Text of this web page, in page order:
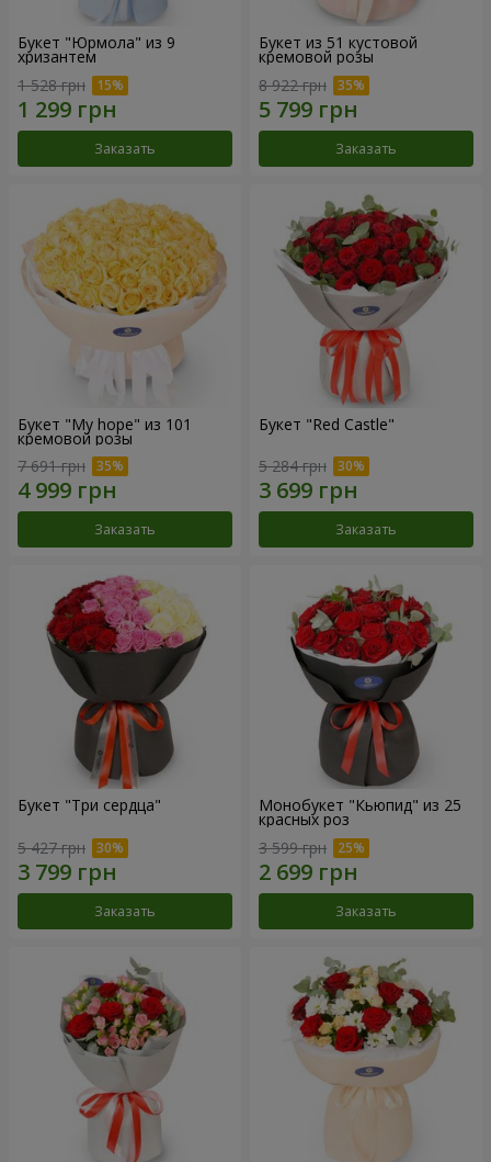
Букет "Юрмола" из 9
хризантем
1 528 грн
Заказать
Букет из 51 кустовой
кремовой розы
8 922 грн
Заказать
Букет "My hope" из 101
кремовой розы
7 691 грн
Заказать
Букет "Red Castle"
5 284 грн
Заказать
Букет "Три сердца"
5 427 грн
Заказать
Монобукет "Кьюпид" из 25
красных роз
3 599 грн
Заказать